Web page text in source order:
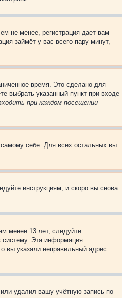
не менее, регистрация дает вам
займёт у вас всего пару минут,
время. Это сделано для
выбрать указанный пункт при входе
при каждом посещении
себе. Для всех остальных вы
инструкциям, и скоро вы снова
менее 13 лет, следуйте
систему. Эта информация
вы указали неправильный адрес
удалил вашу учётную запись по